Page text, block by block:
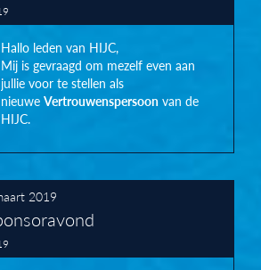
Hallo leden van HIJC,
Mij is gevraagd om mezelf even aan
jullie voor te stellen als
nieuwe Vertrouwenspersoon van de
HIJC.
2019